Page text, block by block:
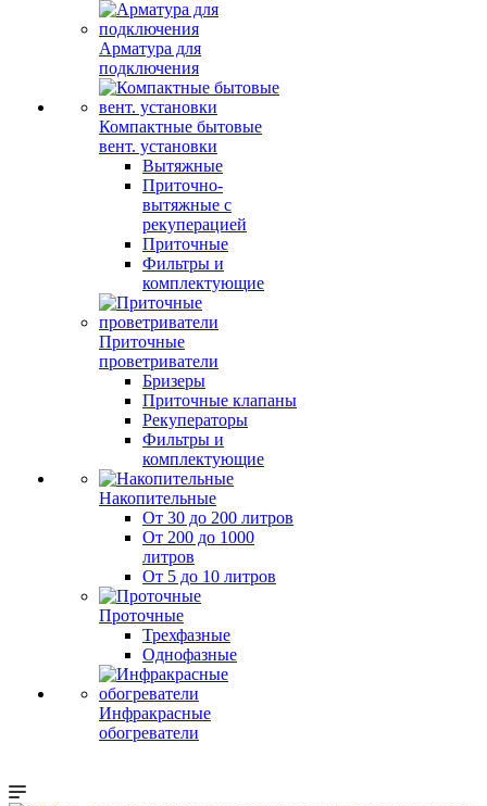
Арматура для
подключения
Компактные бытовые
вент. установки
Вытяжные
Приточно-
вытяжные с
рекуперацией
Приточные
Фильтры и
комплектующие
Приточные
проветриватели
Бризеры
Приточные клапаны
Рекуператоры
Фильтры и
комплектующие
Накопительные
От 30 до 200 литров
От 200 до 1000
литров
От 5 до 10 литров
Проточные
Трехфазные
Однофазные
Инфракрасные
обогреватели